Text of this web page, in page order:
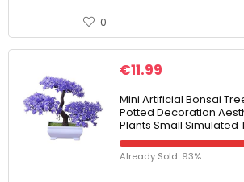
0
€11.99
Mini Artificial Bonsai
Potted Decoration
Plants Small Simulated
Already Sold: 93%